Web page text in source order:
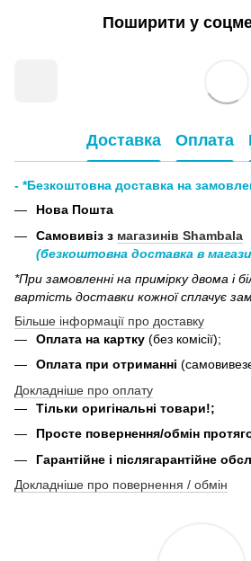
Поширити у
Доставка Оплата
- *Безкоштовна доставка на
Нова Пошта
Самовивіз з магазинів Shambala
(безкоштовна доставка в
*При замовленні на примірку двома і
вартість доставки кожної сплачує
Більше інформації про доставку
Оплата на картку (без комісії);
Оплата при отриманні
Докладніше про оплату
Тільки оригінальні товари!;
Просте повернення/обмін
Гарантійне і післягарантійне
Докладніше про повернення / обмін